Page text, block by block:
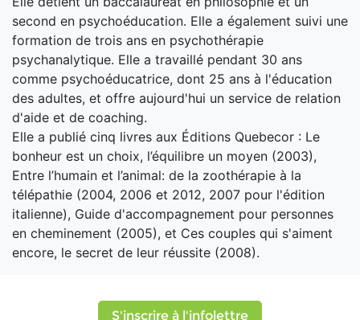
second en psychoéducation. Elle a également suivi une
formation de trois ans en psychothérapie
psychanalytique. Elle a travaillé pendant 30 ans
comme psychoéducatrice, dont 25 ans à l'éducation
des adultes, et offre aujourd'hui un service de relation
d'aide et de coaching.
Elle a publié cinq livres aux Éditions Quebecor : Le
bonheur est un choix, l’équilibre un moyen (2003),
Entre l’humain et l’animal: de la zoothérapie à la
télépathie (2004, 2006 et 2012, 2007 pour l'édition
italienne), Guide d'accompagnement pour personnes
en cheminement (2005), et Ces couples qui s'aiment
encore, le secret de leur réussite (2008).
S'inscrire à l'infolettre